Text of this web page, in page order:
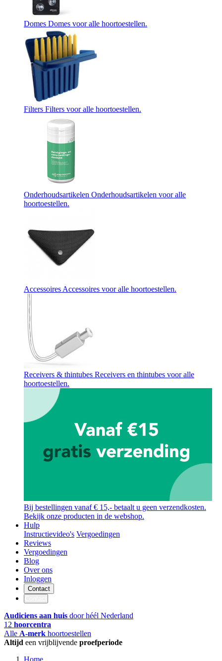
Domes Domes voor alle hoortoestellen.
Filters Filters voor alle hoortoestellen.
Onderhoudsartikelen Onderhoudsartikelen voor alle
hoortoestellen.
AccessoiresAccessoires voor alle hoortoestellen.
Receivers & thintubes Receivers en thintubes voor alle
hoortoestellen.
Bij bestellingen vanaf € 15,- betaalt u geen verzendkosten.
Bekijk onze producten in de webshop.
Hulp
Instructievideo's Vergoedingen
Reviews
Vergoedingen
Blog
Over ons
Inloggen
Contact
Audiciens aan huis door héél Nederland
12 hoorcentra
Alle A-merk hoortoestellen
Altijd een vrijblijvende proefperiode